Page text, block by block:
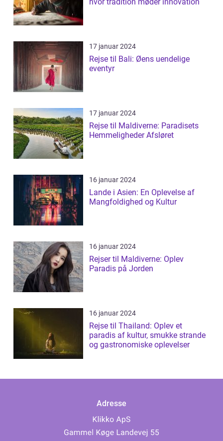
17 januar 2024
Rejse til Bali: Øens uendelige
eventyr
17 januar 2024
Rejse til Maldiverne: Paradisets
Hemmeligheder Afsløret
16 januar 2024
Lande i Asien: En Oplevelse af
Mangfoldighed og Kultur
16 januar 2024
Rejser til Maldiverne: Oplev
Paradis på Jorden
16 januar 2024
Rejse til Thailand: Oplev et
paradis af kultur, smukke strande
og gastronomiske oplevelser
Adresse